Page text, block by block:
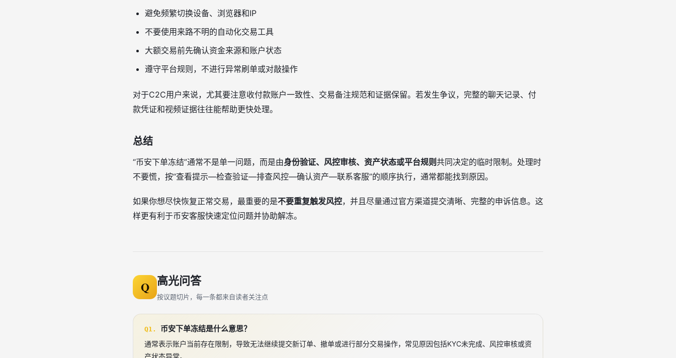
避免频繁切换设备、浏览器和IP
不要使用来路不明的自动化交易工具
大额交易前先确认资金来源和账户状态
遵守平台规则，不进行异常刷单或对敲操作
对于C2C用户来说，尤其要注意收付款账户一致性、交易备注规范和证据保留。若发生争议，完整的聊天记录、付
款凭证和视频证据往往能帮助更快处理。
总结
“币安下单冻结”通常不是单一问题，而是由身份验证、风控审核、资产状态或平台规则共同决定的临时限制。处理时
不要慌，按“查看提示—检查验证—排查风控—确认资产—联系客服”的顺序执行，通常都能找到原因。
如果你想尽快恢复正常交易，最重要的是不要重复触发风控，并且尽量通过官方渠道提交清晰、完整的申诉信息。这
样更有利于币安客服快速定位问题并协助解冻。
Q 高光问答
按议题切片，每一条都来自读者关注点
Q1. 币安下单冻结是什么意思？
通常表示账户当前存在限制，导致无法继续提交新订单、撤单或进行部分交易操作，常见原因包括KYC未完成、风控审核或资
产状态异常。